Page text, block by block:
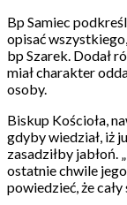
Bp Samiec
opisać
bp Szarek. Dodał
miał charakter
osoby.
Biskup Kościoła,
gdyby wiedział, iż
zasadziłby jabłoń.
ostatnie chwile
powiedzieć, że cały